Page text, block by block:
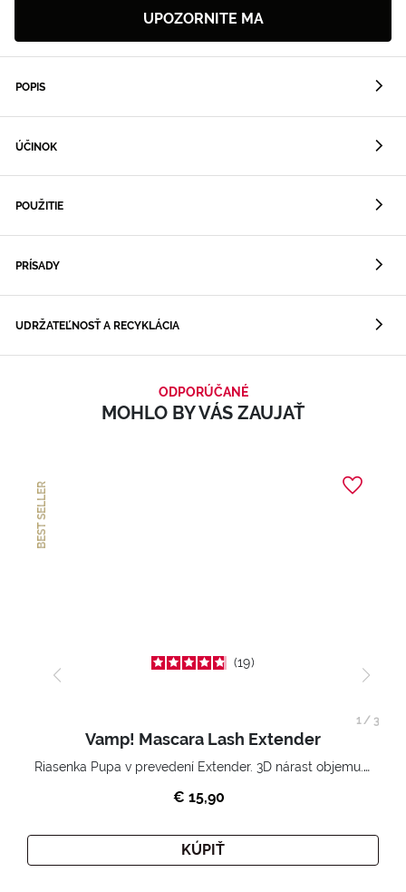
UPOZORNITE MA
POPIS
ÚČINOK
POUŽITIE
PRÍSADY
UDRŽATEĽNOSŤ A RECYKLÁCIA
ODPORÚČANÉ
MOHLO BY VÁS ZAUJAŤ
BEST SELLER
19
Vamp! Mascara Lash Extender
Riasenka Pupa v prevedení Extender. 3D nárast objemu. Nekonečne zhutnené a nadvihnuté riasy.
€ 15,90
KÚPIŤ
1/ 3